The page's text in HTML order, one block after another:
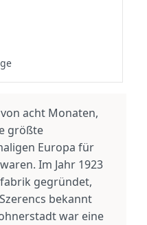
acht Monaten,
größte
Europa für
Im Jahr 1923
gegründet,
bekannt
war eine